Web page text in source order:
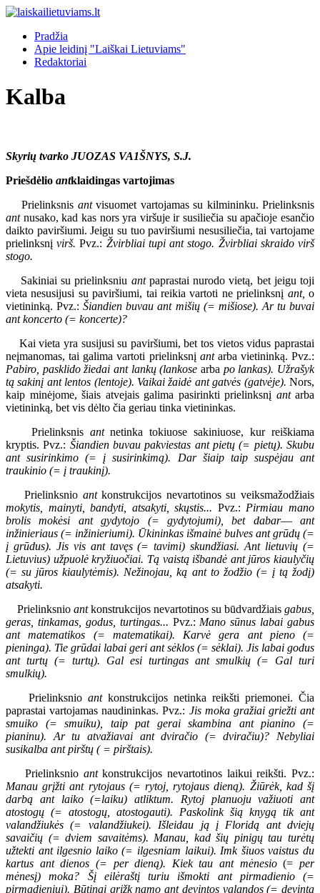
Pradžia
Apie leidinį "Laiškai Lietuviams"
Redaktoriai
Kalba
Skyrių tvarko JUOZAS VA1ŠNYS, S.J.
Priešdėlio antklaidingas vartojimas
Prielinksnis antvisuomet vartojamas su kilmininku. Prielinksnis
antnusako, kad kas nors yra viršuje ir susiliečia su apačioje esančio
daikto paviršiumi. Jeigu su tuo paviršiumi nesusiliečia, tai vartojame
prielinksnįvirš. Pvz.: Žvirbliai tupi ant stogo. Žvirbliai skraido virš
stogo.
Sakiniai su prielinksniu antpaprastai nurodo vietą, bet jeigu toji
vieta nesusijusi su paviršiumi, tai reikia vartoti ne prielinksnį ant, o
vietininką. Pvz.:Šiandien buvau ant mišių (= mišiose). Ar tu buvai
ant koncerto (= koncerte)?
Kai vieta yra susijusi su paviršiumi, bet tos vietos vidus paprastai
neįmanomas, tai galima vartoti prielinksnį antarba vietininką. Pvz.:
Pabiro, pasklido žiedai ant lankų (lankose arba po lankas). Užrašyk
tą sakinį ant lentos (lentoje). Vaikai žaidė ant gatvės (gatvėje). Nors,
kaip minėjome, šiais atvejais galima pasirinkti prielinksnį antarba
vietininką, bet vis dėlto čia geriau tinka vietininkas.
Prielinksnis antnetinka tokiuose sakiniuose, kur reiškiama
kryptis. Pvz.: Šiandien buvau pakviestas ant pietų (= pietų). Skubu
ant susirinkimo (= į susirinkimą). Dar šiaip taip suspėjau ant
traukinio (= į traukinį).
Prielinksnio antkonstrukcijos nevartotinos su veiksmažodžiais
mokytis, mainyti, bandyti, atsakyti, skųstis... Pvz.: Pirmiau mano
brolis mokėsi ant gydytojo (= gydytojumi), bet dabar— ant
inžinieriaus (= inžinieriumi). Ūkininkas išmainė bulves ant grūdų (=
į grūdus). Jis vis ant tavęs (= tavimi) skundžiasi. Ant lietuvių (=
Lietuvius) užpuolė kryžiuočiai. Tą vaistą išbandė ant jūros kiaulyčių
(= su jūros kiaulytėmis). Nežinojau, ką ant to žodžio (= į tą žodį)
atsakyti.
Prielinksnio antkonstrukcijos nevartotinos su būdvardžiais gabus,
geras, tinkamas, godus, turtingas... Pvz.: Mano sūnus labai gabus
ant matematikos (= matematikai). Karvė gera ant pieno (=
pieninga). Tie grūdai labai geri ant sėklos (= sėklai). Jis labai godus
ant turtų (= turtų). Gal esi turtingas ant smulkių (= Gal turi
smulkių).
Prielinksnio antkonstrukcijos netinka reikšti priemonei. Čia
paprastai vartojamas naudininkas. Pvz.: Jis moka gražiai griežti ant
smuiko (= smuiku), taip pat gerai skambina ant pianino (=
pianinu). Ar tu atvažiavai ant dviračio (= dviračiu)? Nebyliai
susikalba ant pirštų ( = pirštais).
Prielinksnio antkonstrukcijos nevartotinos laikui reikšti. Pvz.:
Manau grįžti ant rytojaus (= rytoj, rytojaus dieną). Žiūrėk, kad šį
darbą ant laiko (=laiku) atliktum. Rytoj planuoju važiuoti ant
atostogų (= atostogų, atostogauti). Paskolink šią knygą tik ant
valandžiukės (= valandžiukei). Išleidau ją į Floridą ant dviejų
savaičių (= dviem savaitėms). Manau, kad šių pinigų tau turėtų
užtekti ant ilgesnio laiko (= ilgesniam laikui). Imk šiuos vaistus du
kartus ant dienos (= per dieną). Kiek tau ant mėnesio(=per
mėnesį) moka? Šį eilėraštį turiu išmokti ant pirmadienio (=
pirmadieniui). Būtinai grįžk namo ant devintos valandos (= devintą